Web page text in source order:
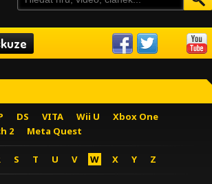
DS VITA Wii U
Xbox One
2 Meta Quest
S T U V W X Y Z